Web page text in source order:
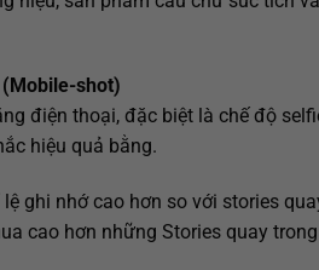
shot)
điện thoại, đặc biệt là chế độ
hiệu quả bằng.
ghi nhớ cao hơn so với stories
cao hơn những Stories quay